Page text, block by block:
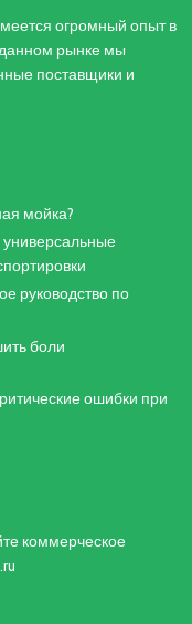
огромный опыт в
данном рынке мы
поставщики и
мойка?
руководство по
боли
ошибки при
коммерческое